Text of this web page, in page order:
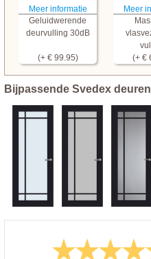
Meer informatie
Geluidwerende
deurvulling 30dB
(+ € 99.95)
Meer
(+ €
Bijpassende Svedex deuren